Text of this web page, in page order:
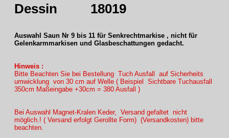
Dessin 18019
Auswahl Saun Nr 9 bis 11 für Senkrechtmarkise , nicht für
Gelenkarmmarkisen und Glasbeschattungen gedacht.
Hinweis :
Bitte Beachten Sie bei Bestellung Tuch Ausfall auf Sicherheits
umwicklung von 30 cm auf Welle ( Beispiel Sichtbare Tuchausfall
350cm Maßeingabe +30cm = 380 Ausfall )
Bei Auswahl Magnet-Kralen Keder, Versand gefaltet nicht
möglich.! ( Versand erfolgt Gerollte Form) (Versandkosten) bitte
beachten.